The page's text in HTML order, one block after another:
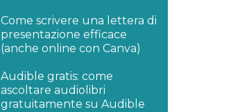
Come scrivere una lettera di
presentazione efficace
(anche online con Canva)
Audible gratis: come
ascoltare audiolibri
gratuitamente su Audible